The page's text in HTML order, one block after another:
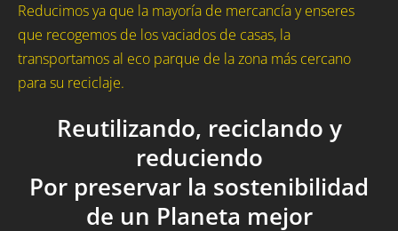
Reducimos ya que la mayoría de mercancía y enseres
que recogemos de los vaciados de casas, la
transportamos al eco parque de la zona más cercano
para su reciclaje.
Reutilizando, reciclando y
reduciendo
Por preservar la sostenibilidad
de un Planeta mejor